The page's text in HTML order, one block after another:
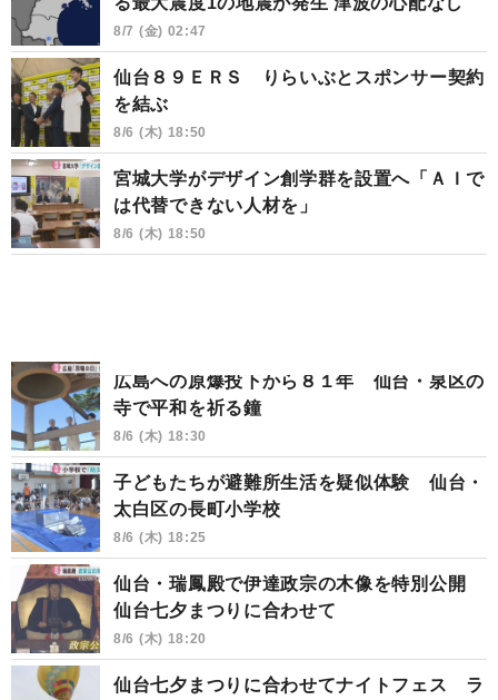
8/7 (金) 02:47
仙台８９ＥＲＳ りらいぶとスポンサー契約
を結ぶ
8/6 (木) 18:50
宮城大学がデザイン創学群を設置へ「ＡＩで
は代替できない人材を」
8/6 (木) 18:50
広島への原爆投下から８１年 仙台・泉区の
寺で平和を祈る鐘
8/6 (木) 18:30
子どもたちが避難所生活を疑似体験 仙台・
太白区の長町小学校
8/6 (木) 18:25
仙台・瑞鳳殿で伊達政宗の木像を特別公開
仙台七夕まつりに合わせて
8/6 (木) 18:20
仙台七夕まつりに合わせてナイトフェス ラ